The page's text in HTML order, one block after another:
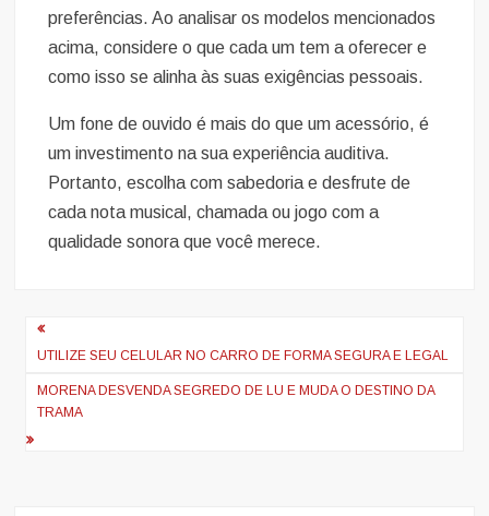
preferências. Ao analisar os modelos mencionados
acima, considere o que cada um tem a oferecer e
como isso se alinha às suas exigências pessoais.
Um fone de ouvido é mais do que um acessório, é
um investimento na sua experiência auditiva.
Portanto, escolha com sabedoria e desfrute de
cada nota musical, chamada ou jogo com a
qualidade sonora que você merece.
Navegação
de
artigos
UTILIZE SEU CELULAR NO CARRO DE FORMA SEGURA E LEGAL
MORENA DESVENDA SEGREDO DE LU E MUDA O DESTINO DA
TRAMA